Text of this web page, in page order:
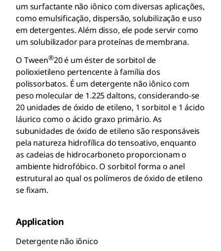
um surfactante não iônico com diversas aplicações,
como emulsificação, dispersão, solubilização e uso
em detergentes. Além disso, ele pode servir como
um solubilizador para proteínas de membrana.
O Tween®20 é um éster de sorbitol de
polioxietileno pertencente à família dos
polissorbatos. É um detergente não iônico com
peso molecular de 1.225 daltons, considerando-se
20 unidades de óxido de etileno, 1 sorbitol e 1 ácido
láurico como o ácido graxo primário. As
subunidades de óxido de etileno são responsáveis
pela natureza hidrofílica do tensoativo, enquanto
as cadeias de hidrocarboneto proporcionam o
ambiente hidrofóbico. O sorbitol forma o anel
estrutural ao qual os polímeros de óxido de etileno
se fixam.
Application
Detergente não iônico